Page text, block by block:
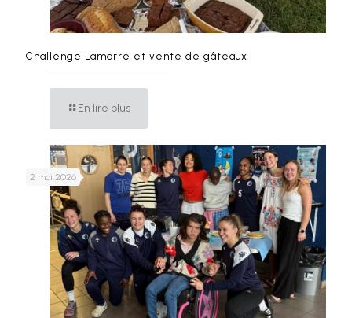
Challenge Lamarre et vente de gâteaux
En lire plus
2 mai 2026